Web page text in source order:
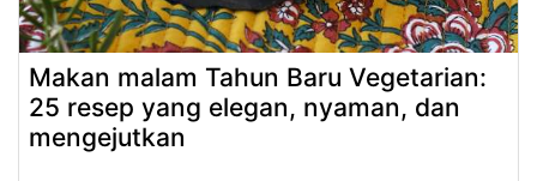
Makan malam Tahun Baru Vegetarian:
25 resep yang elegan, nyaman, dan
mengejutkan